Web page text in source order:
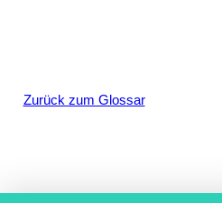
Zurück zum Glossar